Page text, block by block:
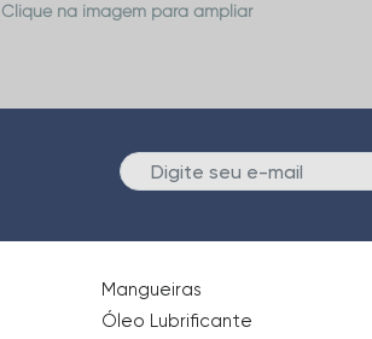
Clique na imagem para ampliar
Mangueiras
Óleo Lubrificante